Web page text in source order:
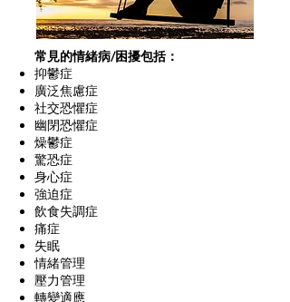
常見的情緒病/困擾包括：
抑鬱症
廣泛焦慮症
社交恐懼症
幽閉恐懼症
燥鬱症
驚恐症
身心症
強迫症
飲食失調症
痛症
失眠
情緒管理
壓力管理
​轉變適應